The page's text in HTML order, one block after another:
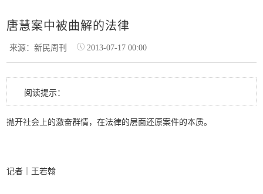
唐慧案中被曲解的法律
来源：新民周刊 2013-07-17 00:00
阅读提示：
抛开社会上的激奋群情，在法律的层面还原案件的本质。
记者｜王若翰